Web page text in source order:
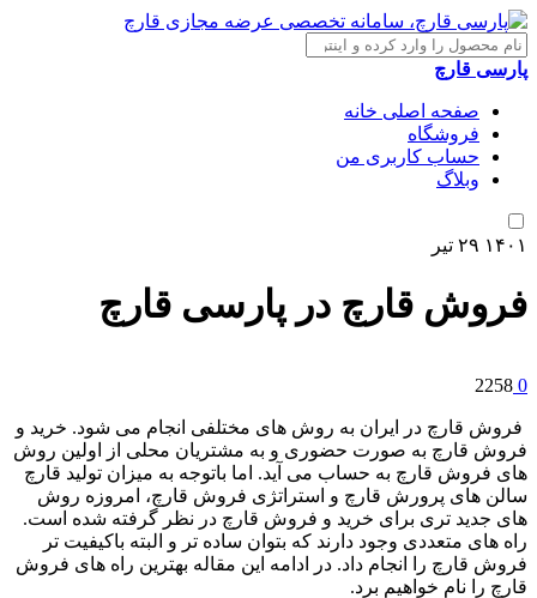
پارسی قارچ
صفحه اصلی خانه
فروشگاه
حساب کاربری من
وبلاگ
۱۴۰۱ ۲۹ تیر
فروش قارچ در پارسی قارچ
0
2258
فروش قارچ در ایران به روش های مختلفی انجام می شود. خرید و
فروش قارچ به صورت حضوری و به مشتریان محلی از اولین روش
های فروش قارچ به حساب می آید. اما باتوجه به میزان تولید قارچ
سالن های پرورش قارچ و استراتژی فروش قارچ، امروزه روش
های جدید تری برای خرید و فروش قارچ در نظر گرفته شده است.
راه ‌های متعددی وجود دارند که بتوان ساده تر و البته باکیفیت تر
فروش قارچ را انجام داد. در ادامه این مقاله بهترین راه های فروش
قارچ را نام خواهیم برد.